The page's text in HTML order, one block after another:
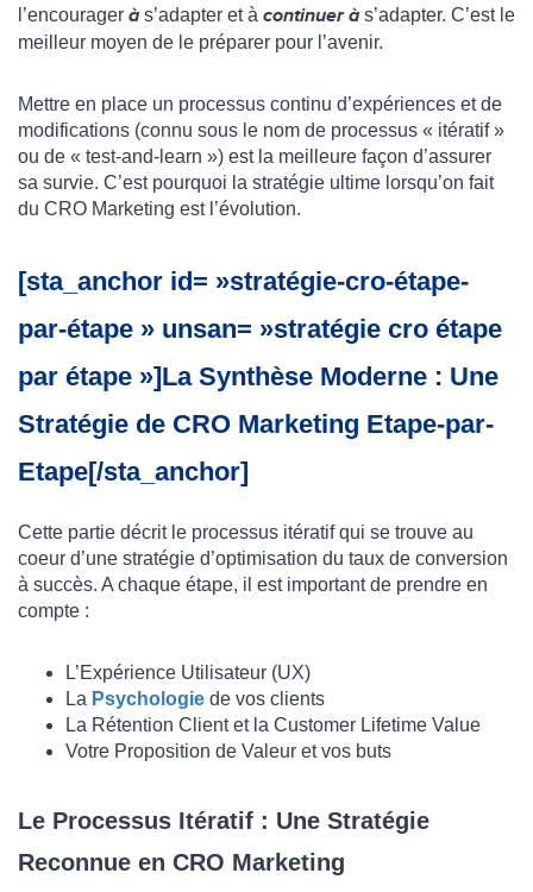
l’encourager à s’adapter et à continuer à s’adapter. C’est le
meilleur moyen de le préparer pour l’avenir.
Mettre en place un processus continu d’expériences et de
modifications (connu sous le nom de processus « itératif »
ou de « test-and-learn ») est la meilleure façon d’assurer
sa survie. C’est pourquoi la stratégie ultime lorsqu’on fait
du CRO Marketing est l’évolution.
[sta_anchor id= »stratégie-cro-étape-
par-étape » unsan= »stratégie cro étape
par étape »]La Synthèse Moderne : Une
Stratégie de CRO Marketing Etape-par-
Etape[/sta_anchor]
Cette partie décrit le processus itératif qui se trouve au
coeur d’une stratégie d’optimisation du taux de conversion
à succès. A chaque étape, il est important de prendre en
compte :
L’Expérience Utilisateur (UX)
La Psychologie de vos clients
La Rétention Client et la Customer Lifetime Value
Votre Proposition de Valeur et vos buts
Le Processus Itératif : Une Stratégie
Reconnue en CRO Marketing